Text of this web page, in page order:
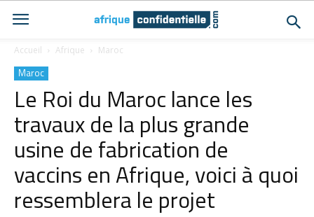
Accueil Afrique Maroc
Maroc
Le Roi du Maroc lance les
travaux de la plus grande
usine de fabrication de
vaccins en Afrique, voici à quoi
ressemblera le projet